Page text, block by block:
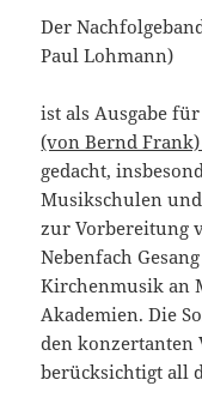
Der
Paul Lohmann)
ist als Ausgabe
(von Bernd
gedacht,
Musikschulen
zur Vorbereitung
Nebenfach
Kirchenmusik an
Akademien. Die
den konzertanten
berücksichtigt all